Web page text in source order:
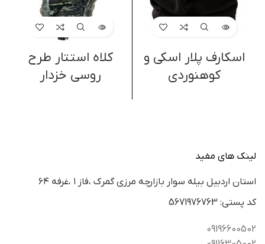
اسکارف پلار اسکی و
کوهنوردی
کلاه استتار طرح
روسی خزدار
لینک های مفید
استان اردبيل بيله سوار بازارچه مرزي گمرك ،فاز ١ ،غرفه ٦٤
كد پستي: 5671976763
09196600502